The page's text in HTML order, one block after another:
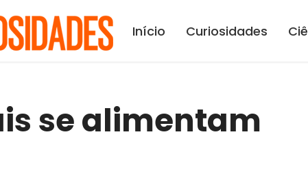
Início Curiosidades
se alimentam